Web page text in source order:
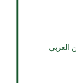
العربي